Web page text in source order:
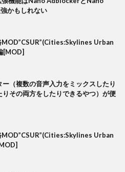
かもしれない
Urban
[MOD]
（複数の音声入力をミックスしたり
その両方をしたりできるやつ）が便
Urban